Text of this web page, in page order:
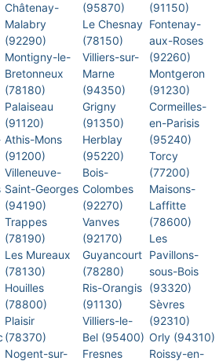
Châtenay-
Malabry
(92290)
Montigny-le-
Bretonneux
(78180)
Palaiseau
(91120)
Athis-Mons
(91200)
Villeneuve-
Saint-Georges
(94190)
Trappes
(78190)
Les Mureaux
(78130)
Houilles
(78800)
Plaisir
(78370)
Nogent-sur-
(95870)
Le Chesnay
(78150)
Villiers-sur-
Marne
(94350)
Grigny
(91350)
Herblay
(95220)
Bois-
Colombes
(92270)
Vanves
(92170)
Guyancourt
(78280)
Ris-Orangis
(91130)
Villiers-le-
Bel (95400)
Fresnes
(91150)
Fontenay-
aux-Roses
(92260)
Montgeron
(91230)
Cormeilles-
en-Parisis
(95240)
Torcy
(77200)
Maisons-
Laffitte
(78600)
Les
Pavillons-
sous-Bois
(93320)
Sèvres
(92310)
Orly (94310)
Roissy-en-